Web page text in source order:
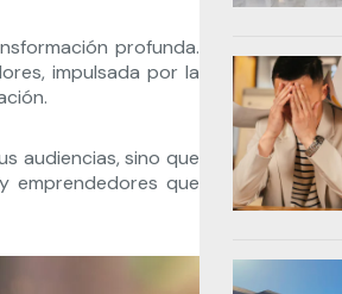
profunda.
impulsada por la
audiencias, sino que
emprendedores que